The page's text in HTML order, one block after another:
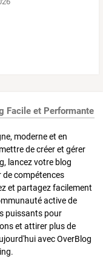
Facile et Performante
moderne et en
de créer et gérer
lancez votre blog
de compétences
et partagez facilement
active de
puissants pour
et attirer plus de
avec OverBlog